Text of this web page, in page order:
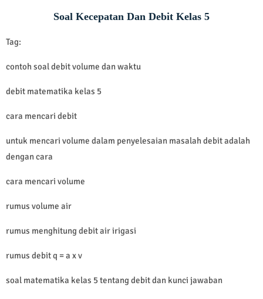
Soal Kecepatan Dan Debit Kelas 5
Tag:
contoh soal debit volume dan waktu
debit matematika kelas 5
cara mencari debit
untuk mencari volume dalam penyelesaian masalah debit adalah
dengan cara
cara mencari volume
rumus volume air
rumus menghitung debit air irigasi
rumus debit q = a x v
soal matematika kelas 5 tentang debit dan kunci jawaban